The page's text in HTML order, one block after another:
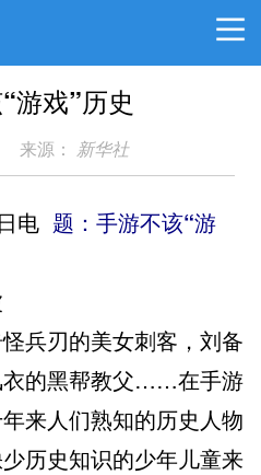
游戏”历史
来源： 新华社
电 题：手游不该“游
刃的美女刺客，刘备
衣的黑帮教父……在手游
来人们熟知的历史人物
历史知识的少年儿童来